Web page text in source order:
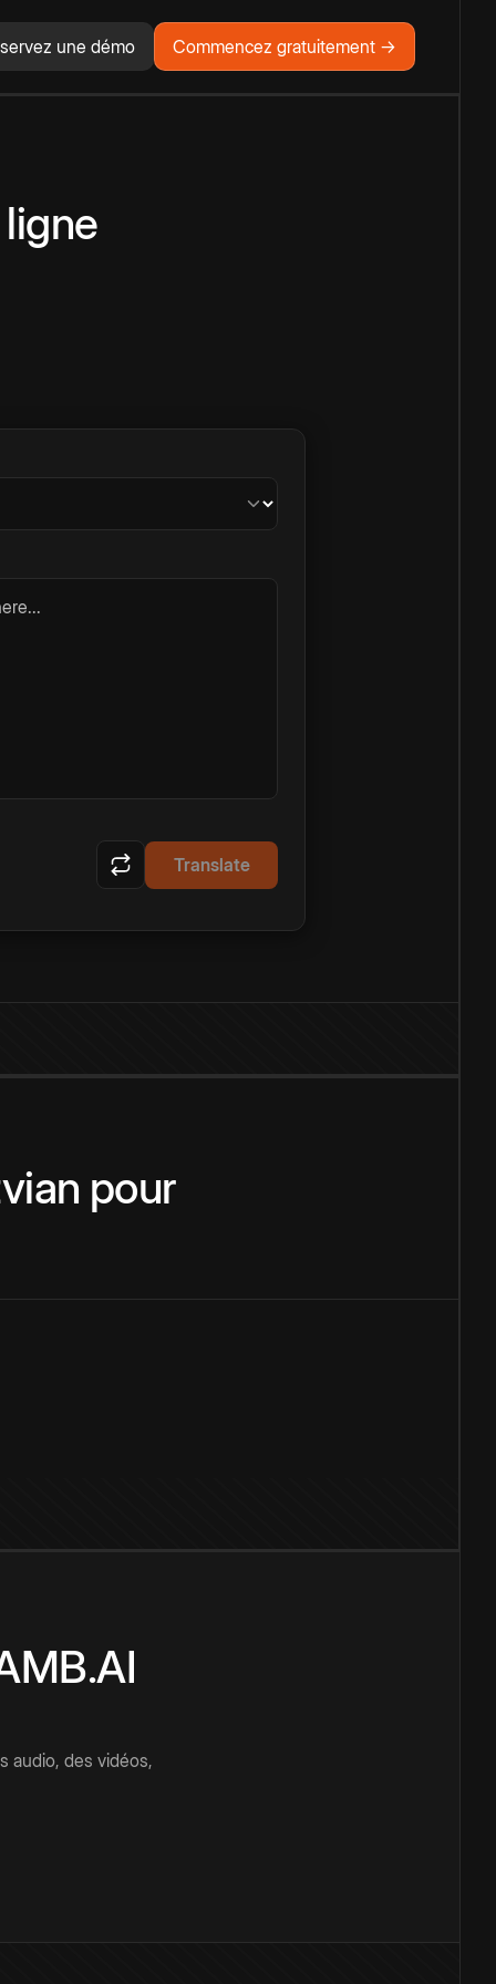
une démo Commencez gratuitement →
Translate
pour
audio, des vidéos,